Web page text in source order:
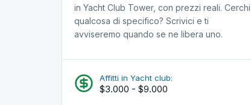
in Yacht Club Tower, con prezzi reali. Cerchi
qualcosa di specifico? Scrivici e ti
avviseremo quando se ne libera uno.
Affitti in Yacht club:
$3.000 - $9.000